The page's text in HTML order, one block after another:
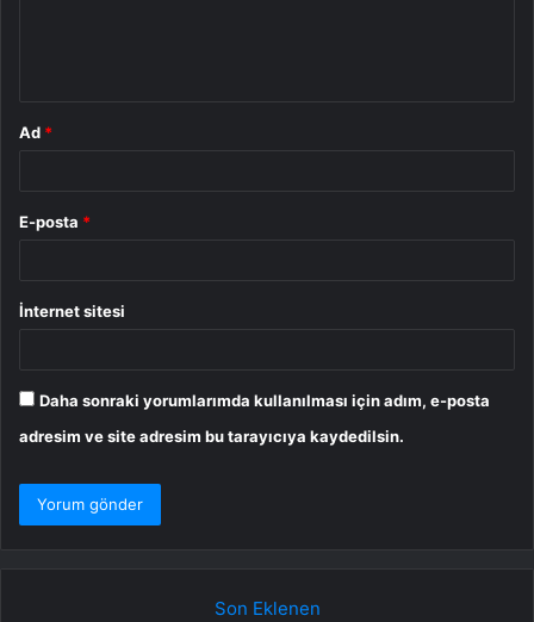
Ad *
E-posta *
İnternet sitesi
Daha sonraki yorumlarımda kullanılması için adım, e-posta
adresim ve site adresim bu tarayıcıya kaydedilsin.
Son Eklenen